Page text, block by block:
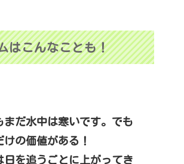
はこんなことも！
まだ水中は寒いです。でも
けの価値がある！
日を追うごとに上がってき